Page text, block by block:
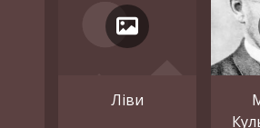
Ліви